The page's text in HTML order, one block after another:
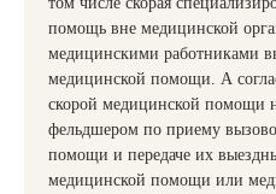
помощь вне медицинской
медицинскими работниками
медицинской помощи. А
скорой медицинской помощи
фельдшером по приему
помощи и передаче их
медицинской помощи или